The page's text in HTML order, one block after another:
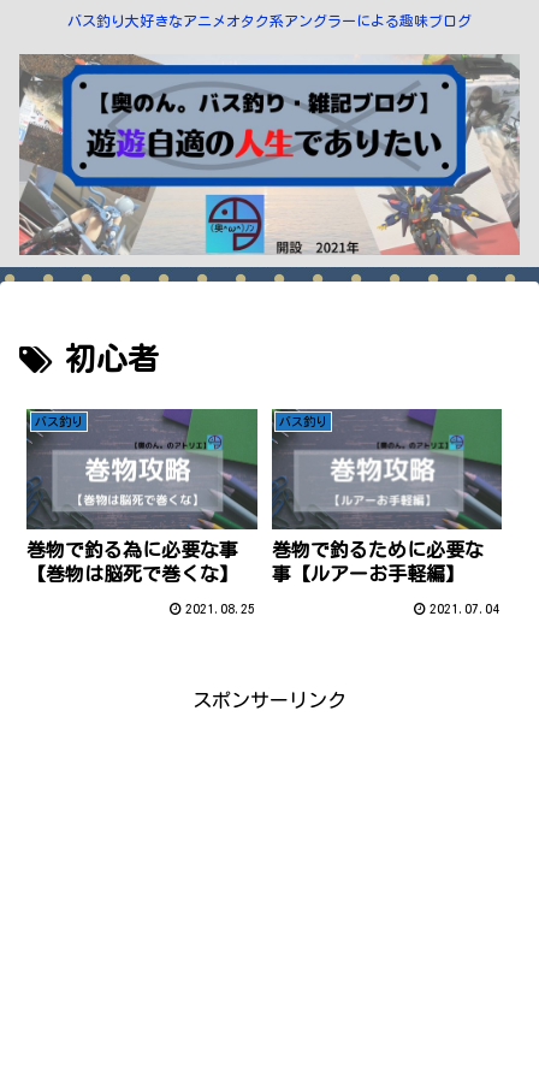
バス釣り大好きなアニメオタク系アングラーによる趣味ブログ
初心者
バス釣り
巻物で釣る為に必要な事
【巻物は脳死で巻くな】
2021.08.25
バス釣り
巻物で釣るために必要な
事【ルアーお手軽編】
2021.07.04
スポンサーリンク